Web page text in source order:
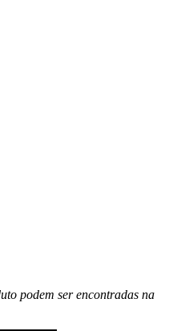
podem ser encontradas na